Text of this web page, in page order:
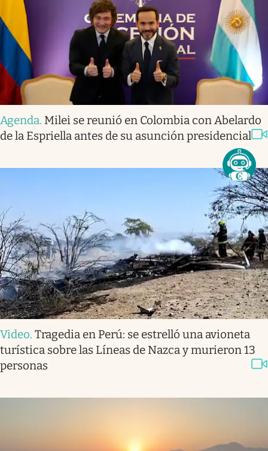
Agenda. Milei se reunió en Colombia con Abelardo
de la Espriella antes de su asunción presidencial
Video. Tragedia en Perú: se estrelló una avioneta
turística sobre las Líneas de Nazca y murieron 13
personas